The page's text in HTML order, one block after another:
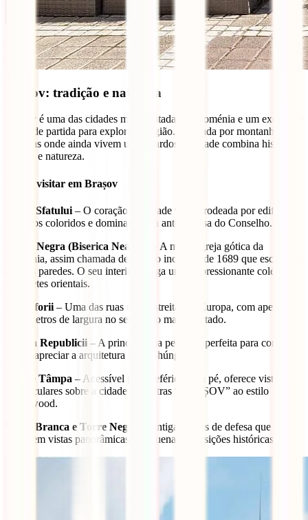
Brașov: tradição e natureza
Brașov é uma das cidades mais visitadas da Roménia e um excelente
ponto de partida para explorar a região. Rodeada por montanhas e
florestas onde ainda vivem ursos pardos, a cidade combina história,
cultura e natureza.
O que visitar em Brașov
Praça Sfatului – O coração da cidade velha, rodeada por edifícios
barrocos coloridos e dominada pela antiga Casa do Conselho.
Igreja Negra (Biserica Neagră)
– A maior igreja gótica da
Roménia, assim chamada devido ao incêndio de 1689 que escureceu
as suas paredes. O seu interior abriga uma impressionante coleção
de tapetes orientais.
Rua Sforii – Uma das ruas mais estreitas da Europa, com apenas
1,32 metros de largura no seu ponto mais apertado.
Strada Republicii – A principal rua pedonal, perfeita para compras
e para apreciar a arquitetura austro-húngara.
Monte Tâmpa – Acessível por teleférico ou a pé, oferece vistas
espetaculares sobre a cidade e as letras “BRAȘOV” ao estilo
Hollywood.
Torre Branca e Torre Negra
– Antigas torres de defesa que
oferecem vistas panorâmicas e pequenas exposições históricas.